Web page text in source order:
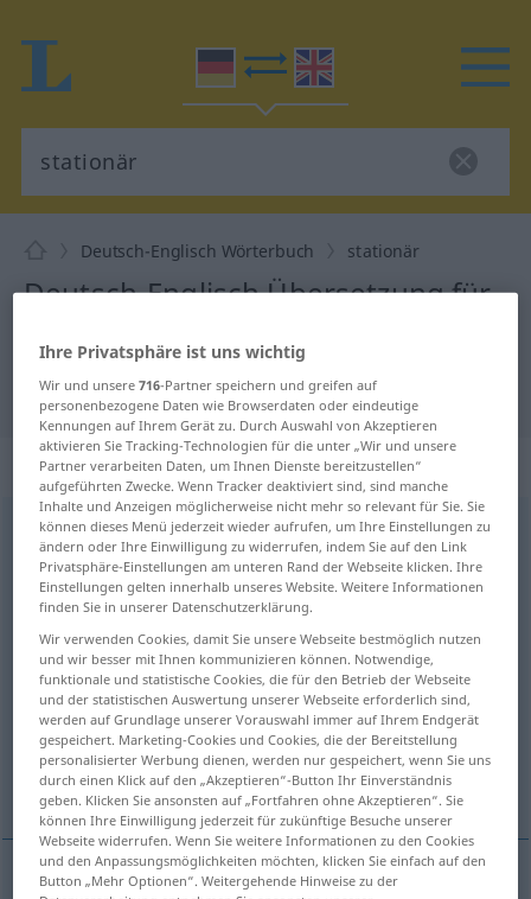
Deutsch-Englisch Wörterbuch stationär
Deutsch-Englisch Übersetzung für
"stationär" Englisch Übersetzung
„stationär“: Adjektiv
stationär [ʃtatsɪ̆oˈnɛːr]adj
Übersicht aller Übersetzungen
(Für mehr Details die Übersetzung anklicken/antippen)
stationary, fixed stationary, fixed
stationary steady, undamped
stationary
Ihre Privatsphäre ist uns wichtig
Wir und unsere716-Partner speichern und greifen auf
personenbezogene Daten wie Browserdaten oder eindeutige
Kennungen auf Ihrem Gerät zu. Durch Auswahl von Akzeptieren
aktivieren Sie Tracking-Technologien für die unter „Wir und unsere
Partner verarbeiten Daten, um Ihnen Dienste bereitzustellen“
aufgeführten Zwecke. Wenn Tracker deaktiviert sind, sind manche
Inhalte und Anzeigen möglicherweise nicht mehr so relevant für Sie. Sie
können dieses Menü jederzeit wieder aufrufen, um Ihre Einstellungen zu
ändern oder Ihre Einwilligung zu widerrufen, indem Sie auf den Link
Privatsphäre-Einstellungen am unteren Rand der Webseite klicken. Ihre
Einstellungen gelten innerhalb unseres Website. Weitere Informationen
finden Sie in unserer Datenschutzerklärung.
Wir verwenden Cookies, damit Sie unsere Webseite bestmöglich nutzen
und wir besser mit Ihnen kommunizieren können. Notwendige,
funktionale und statistische Cookies, die für den Betrieb der Webseite
und der statistischen Auswertung unserer Webseite erforderlich sind,
werden auf Grundlage unserer Vorauswahl immer auf Ihrem Endgerät
gespeichert. Marketing-Cookies und Cookies, die der Bereitstellung
personalisierter Werbung dienen, werden nur gespeichert, wenn Sie uns
durch einen Klick auf den „Akzeptieren“-Button Ihr Einverständnis
geben. Klicken Sie ansonsten auf „Fortfahren ohne Akzeptieren“. Sie
können Ihre Einwilligung jederzeit für zukünftige Besuche unserer
Webseite widerrufen. Wenn Sie weitere Informationen zu den Cookies
und den Anpassungsmöglichkeiten möchten, klicken Sie einfach auf den
Button „Mehr Optionen“. Weitergehende Hinweise zu der